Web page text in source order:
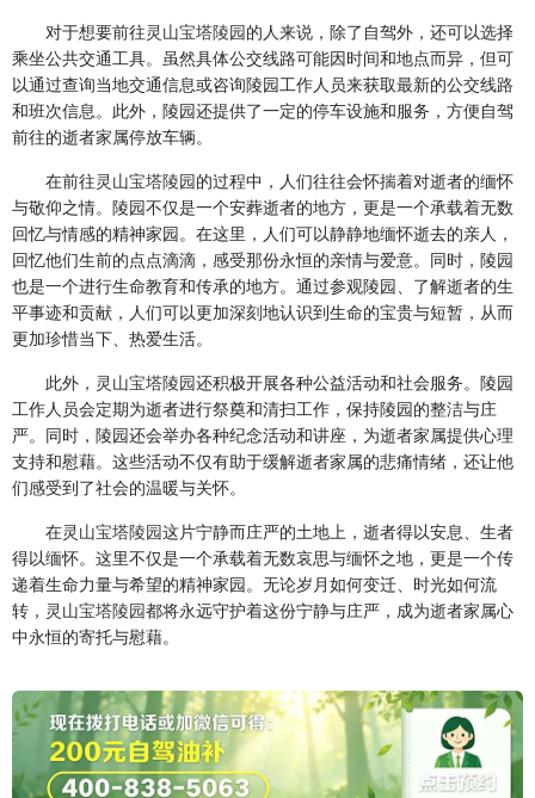
对于想要前往灵山宝塔陵园的人来说，除了自驾外，还可以选择
乘坐公共交通工具。虽然具体公交线路可能因时间和地点而异，但可
以通过查询当地交通信息或咨询陵园工作人员来获取最新的公交线路
和班次信息。此外，陵园还提供了一定的停车设施和服务，方便自驾
前往的逝者家属停放车辆。
在前往灵山宝塔陵园的过程中，人们往往会怀揣着对逝者的缅怀
与敬仰之情。陵园不仅是一个安葬逝者的地方，更是一个承载着无数
回忆与情感的精神家园。在这里，人们可以静静地缅怀逝去的亲人，
回忆他们生前的点点滴滴，感受那份永恒的亲情与爱意。同时，陵园
也是一个进行生命教育和传承的地方。通过参观陵园、了解逝者的生
平事迹和贡献，人们可以更加深刻地认识到生命的宝贵与短暂，从而
更加珍惜当下、热爱生活。
此外， 灵山宝塔陵园还积极开展各种公益活动和社会服务。陵园
工作人员会定期为逝者进行祭奠和清扫工作，保持陵园的整洁与庄
严。同时，陵园还会举办各种纪念活动和讲座，为逝者家属提供心理
支持和慰藉。这些活动不仅有助于缓解逝者家属的悲痛情绪，还让他
们感受到了社会的温暖与关怀。
在灵山宝塔陵园这片宁静而庄严的土地上，逝者得以安息、生者
得以缅怀。这里不仅是一个承载着无数哀思与缅怀之地，更是一个传
递着生命力量与希望的精神家园。无论岁月如何变迁、时光如何流
转， 灵山宝塔陵园都将永远守护着这份宁静与庄严，成为逝者家属心
中永恒的寄托与慰藉。